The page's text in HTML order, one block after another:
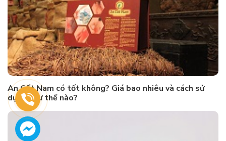
An Cốt Nam có tốt không? Giá bao nhiêu và cách sử
dụng như thế nào?